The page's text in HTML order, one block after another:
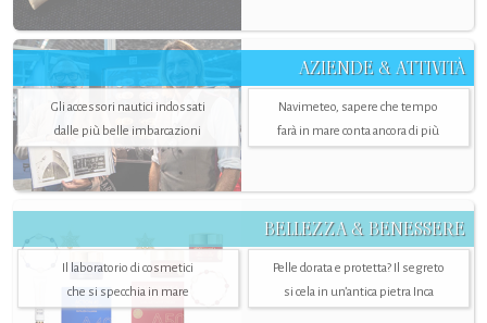
AZIENDE & ATTIVITÀ
Gli accessori nautici indossati
dalle più belle imbarcazioni
Navimeteo, sapere che tempo
farà in mare conta ancora di più
BELLEZZA & BENESSERE
Il laboratorio di cosmetici
che si specchia in mare
Pelle dorata e protetta? Il segreto
si cela in un’antica pietra Inca